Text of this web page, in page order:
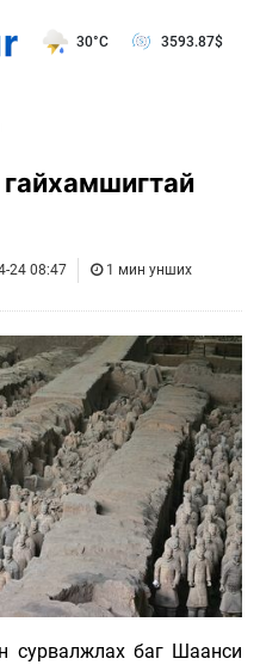
30°C 3593.87$
24 08:47 1 мин унших
сурвалжлах баг Шаанси